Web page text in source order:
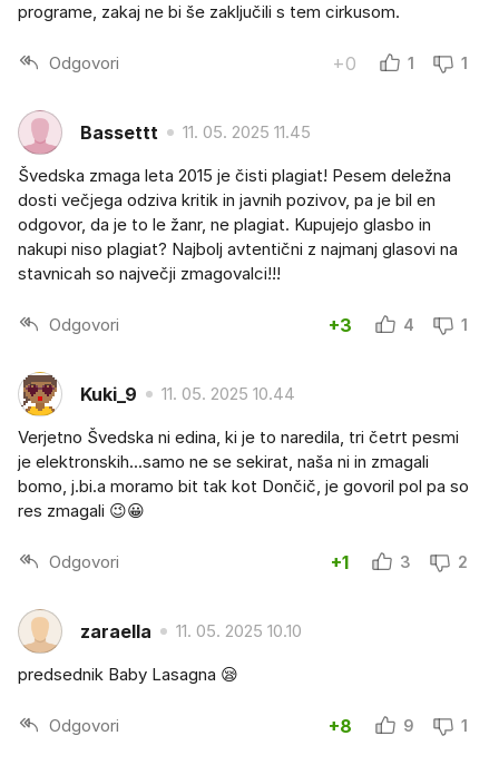
programe, zakaj ne bi še zaključili s tem cirkusom.
Odgovori +0 1 1
Bassettt 11. 05. 2025 11.45
Švedska zmaga leta 2015 je čisti plagiat! Pesem deležna
dosti večjega odziva kritik in javnih pozivov, pa je bil en
odgovor, da je to le žanr, ne plagiat. Kupujejo glasbo in
nakupi niso plagiat? Najbolj avtentični z najmanj glasovi na
stavnicah so največji zmagovalci!!!
Odgovori +3 4 1
Kuki_9 11. 05. 2025 10.44
Verjetno Švedska ni edina, ki je to naredila, tri četrt pesmi
je elektronskih...samo ne se sekirat, naša ni in zmagali
bomo, j.bi.a moramo bit tak kot Dončič, je govoril pol pa so
res zmagali 😉😀
Odgovori +1 3 2
zaraella 11. 05. 2025 10.10
predsednik Baby Lasagna 😪
Odgovori +8 9 1